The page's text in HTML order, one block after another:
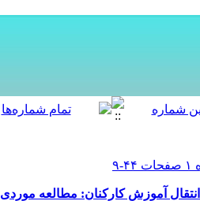
آموزش کارکنان: مطالعه موردی